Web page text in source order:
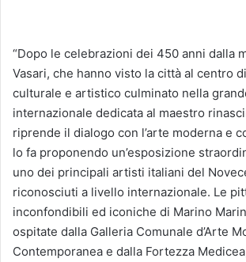
“Dopo le celebrazioni dei 450 anni dalla
Vasari, che hanno visto la città al centro
culturale e artistico culminato nella
internazionale dedicata al maestro
riprende il dialogo con l’arte moderna e
lo fa proponendo un’esposizione
uno dei principali artisti italiani del
riconosciuti a livello internazionale. Le
inconfondibili ed iconiche di Marino
ospitate dalla Galleria Comunale d’Arte
Contemporanea e dalla Fortezza